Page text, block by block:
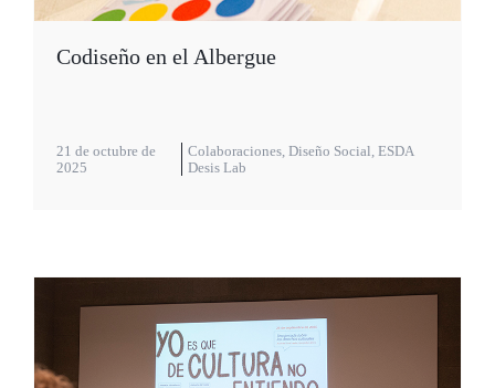
Codiseño en el Albergue
21 de octubre de
2025
Colaboraciones, Diseño Social, ESDA
Desis Lab